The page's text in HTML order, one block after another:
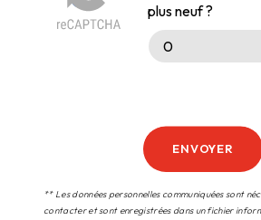
plus neuf ?
ENVOYER
** Les données personnelles communiquées sont
contacter et sont enregistrées dans un fichier